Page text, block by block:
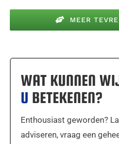
MEER
WAT KUNNEN
U BETEKENEN?
Enthousiast geworden?
adviseren, vraag een